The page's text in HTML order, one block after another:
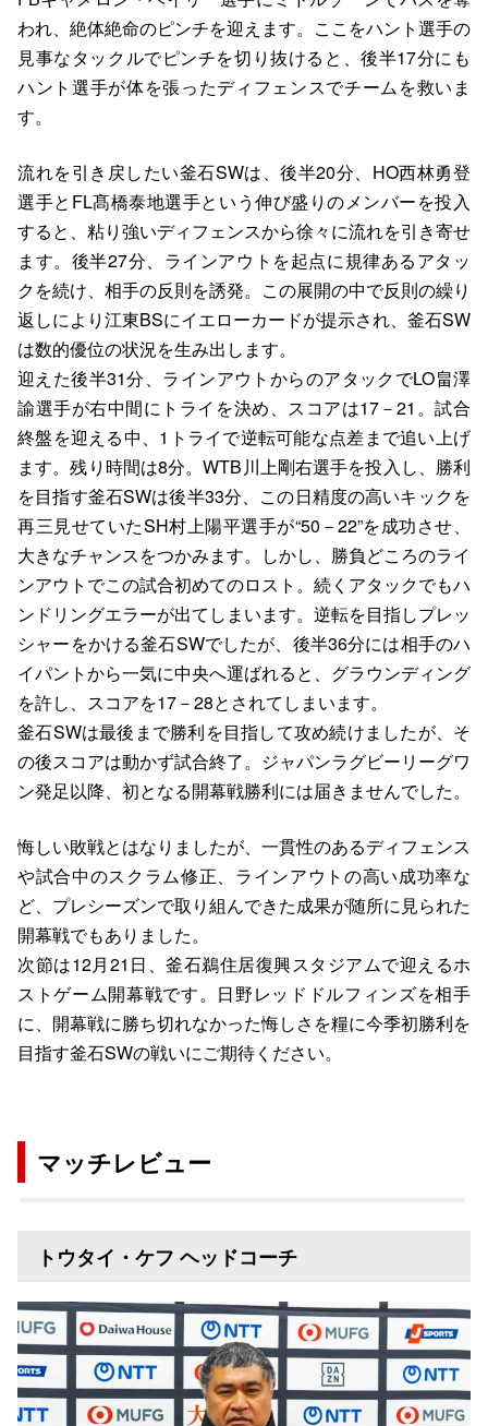
われ、絶体絶命のピンチを迎えます。ここをハント選手の
見事なタックルでピンチを切り抜けると、後半17分にも
ハント選手が体を張ったディフェンスでチームを救いま
す。
流れを引き戻したい釜石SWは、後半20分、HO西林勇登
選手とFL髙橋泰地選手という伸び盛りのメンバーを投入
すると、粘り強いディフェンスから徐々に流れを引き寄せ
ます。後半27分、ラインアウトを起点に規律あるアタッ
クを続け、相手の反則を誘発。この展開の中で反則の繰り
返しにより江東BSにイエローカードが提示され、釜石SW
は数的優位の状況を生み出します。
迎えた後半31分、ラインアウトからのアタックでLO畠澤
諭選手が右中間にトライを決め、スコアは17－21。試合
終盤を迎える中、1トライで逆転可能な点差まで追い上げ
ます。残り時間は8分。WTB川上剛右選手を投入し、勝利
を目指す釜石SWは後半33分、この日精度の高いキックを
再三見せていたSH村上陽平選手が“50－22”を成功させ、
大きなチャンスをつかみます。しかし、勝負どころのライ
ンアウトでこの試合初めてのロスト。続くアタックでもハ
ンドリングエラーが出てしまいます。逆転を目指しプレッ
シャーをかける釜石SWでしたが、後半36分には相手のハ
イパントから一気に中央へ運ばれると、グラウンディング
を許し、スコアを17－28とされてしまいます。
釜石SWは最後まで勝利を目指して攻め続けましたが、そ
の後スコアは動かず試合終了。ジャパンラグビーリーグワ
ン発足以降、初となる開幕戦勝利には届きませんでした。
悔しい敗戦とはなりましたが、一貫性のあるディフェンス
や試合中のスクラム修正、ラインアウトの高い成功率な
ど、プレシーズンで取り組んできた成果が随所に見られた
開幕戦でもありました。
次節は12月21日、釜石鵜住居復興スタジアムで迎えるホ
ストゲーム開幕戦です。日野レッドドルフィンズを相手
に、開幕戦に勝ち切れなかった悔しさを糧に今季初勝利を
目指す釜石SWの戦いにご期待ください。
マッチレビュー
トウタイ・ケフ ヘッドコーチ